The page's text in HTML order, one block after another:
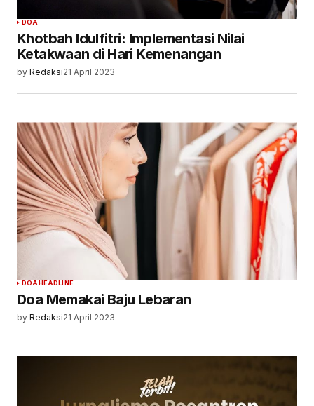
DOA
Khotbah Idulfitri: Implementasi Nilai
Ketakwaan di Hari Kemenangan
by Redaksi21 April 2023
DOA HEADLINE
Doa Memakai Baju Lebaran
by Redaksi21 April 2023